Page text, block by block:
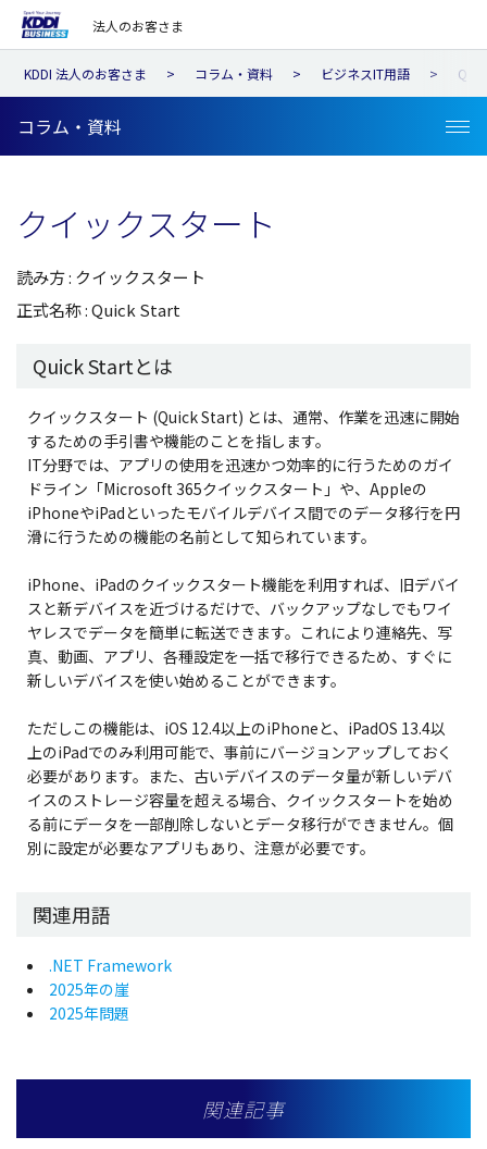
法人のお客さま
KDDI 法人のお客さま コラム・資料 ビジネスIT用語 Q
コラム・資料
クイックスタート
読み方 : クイックスタート
正式名称 : Quick Start
Quick Startとは
クイックスタート (Quick Start) とは、通常、作業を迅速に開始
するための手引書や機能のことを指します。
IT分野では、アプリの使用を迅速かつ効率的に行うためのガイ
ドライン「Microsoft 365クイックスタート」や、Appleの
iPhoneやiPadといったモバイルデバイス間でのデータ移行を円
滑に行うための機能の名前として知られています。
iPhone、iPadのクイックスタート機能を利用すれば、旧デバイ
スと新デバイスを近づけるだけで、バックアップなしでもワイ
ヤレスでデータを簡単に転送できます。これにより連絡先、写
真、動画、アプリ、各種設定を一括で移行できるため、すぐに
新しいデバイスを使い始めることができます。
ただしこの機能は、iOS 12.4以上のiPhoneと、iPadOS 13.4以
上のiPadでのみ利用可能で、事前にバージョンアップしておく
必要があります。また、古いデバイスのデータ量が新しいデバ
イスのストレージ容量を超える場合、クイックスタートを始め
る前にデータを一部削除しないとデータ移行ができません。個
別に設定が必要なアプリもあり、注意が必要です。
関連用語
.NET Framework
2025年の崖
2025年問題
関連記事